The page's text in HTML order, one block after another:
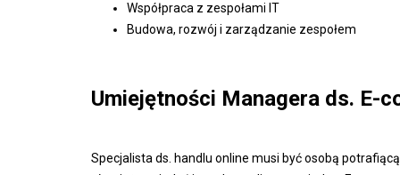
Współpraca z zespołami IT
Budowa, rozwój i zarządzanie zespołem
Umiejętności Managera ds. E-
Specjalista ds. handlu online musi być osobą